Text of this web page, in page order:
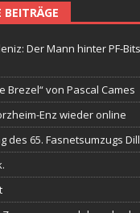
BEITRÄGE
Der Mann hinter PF-
Brezel“ von Pascal Cames
Enz wieder online
des 65. Fasnetsumzugs